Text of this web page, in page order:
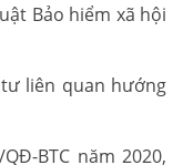
Bảo hiểm xã hội
liên quan hướng
BTC năm 2020,